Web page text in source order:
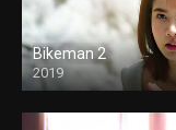
Bikeman 2
2019